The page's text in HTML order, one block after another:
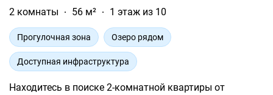
2 комнаты
56 м² 1 этаж из 10
Прогулочная зона Озеро рядом
Доступная инфраструктура
Находитесь в поиске 2-комнатной квартиры от